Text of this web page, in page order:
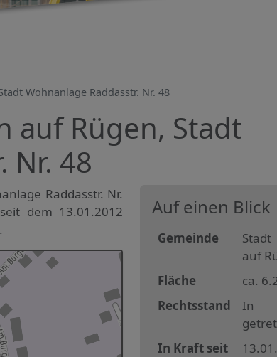
Wohnanlage Raddasstr. Nr. 48
auf Rügen, Stadt
Nr. 48
Raddasstr. Nr.
dem 13.01.2012
Auf einen Blick
Gemeinde
auf
Fläche
ca.
Rechtsstand
In
In Kraft seit